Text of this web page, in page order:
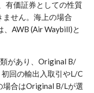
有価証券としての性質
せん。海上の場合
、AWB (Air Waybill)と
があり、Original B/
回の輸出入取引やL/C
場合はOriginal B/Lが選